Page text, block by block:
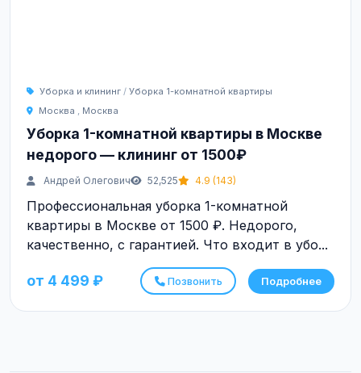
Уборка и клининг / Уборка 1-комнатной квартиры
Москва , Москва
Уборка 1-комнатной квартиры в Москве
недорого — клининг от 1500₽
Андрей Олегович 52,525 4.9 (143)
Профессиональная уборка 1-комнатной
квартиры в Москве от 1500 ₽. Недорого,
качественно, с гарантией. Что входит в убо...
от 4 499 ₽ Позвонить Подробнее